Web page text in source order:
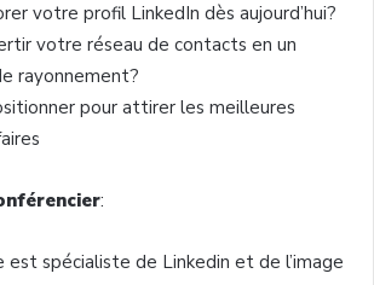
votre profil LinkedIn dès aujourd’hui?
votre réseau de contacts en un
rayonnement?
pour attirer les meilleures
:
est spécialiste de Linkedin et de l’image